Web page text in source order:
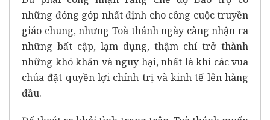
những đóng góp nhất định cho công cuộc truyền
giáo chung, nhưng Toà thánh ngày càng nhận ra
những bất cập, lạm dụng, thậm chí trở thành
những khó khăn và nguy hại, nhất là khi các vua
chúa đặt quyền lợi chính trị và kinh tế lên hàng
đầu.